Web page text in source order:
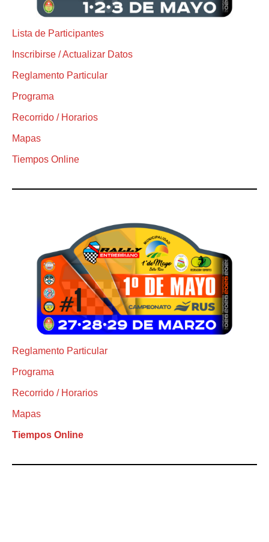
Lista de Participantes
Inscribirse / Actualizar Datos
Reglamento Particular
Programa
Recorrido / Horarios
Mapas
Tiempos Online
Reglamento Particular
Programa
Recorrido / Horarios
Mapas
Tiempos Online